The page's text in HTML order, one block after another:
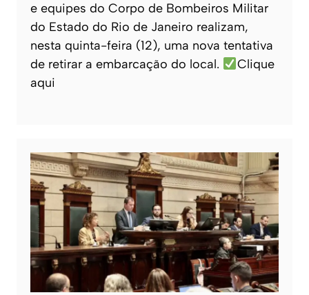
e equipes do Corpo de Bombeiros Militar
do Estado do Rio de Janeiro realizam,
nesta quinta-feira (12), uma nova tentativa
de retirar a embarcação do local.
Clique
aqui